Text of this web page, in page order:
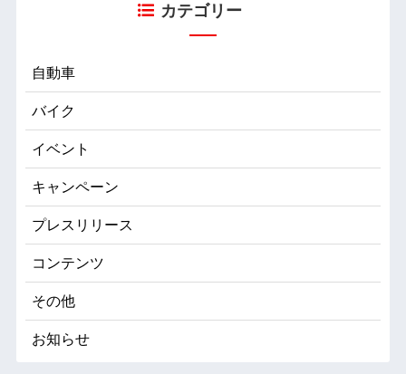
カテゴリー
自動車
バイク
イベント
キャンペーン
プレスリリース
コンテンツ
その他
お知らせ